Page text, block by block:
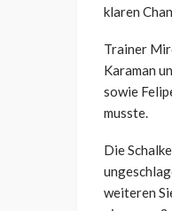
klaren
Trainer
Karaman
sowie
musste.
Die
weiteren